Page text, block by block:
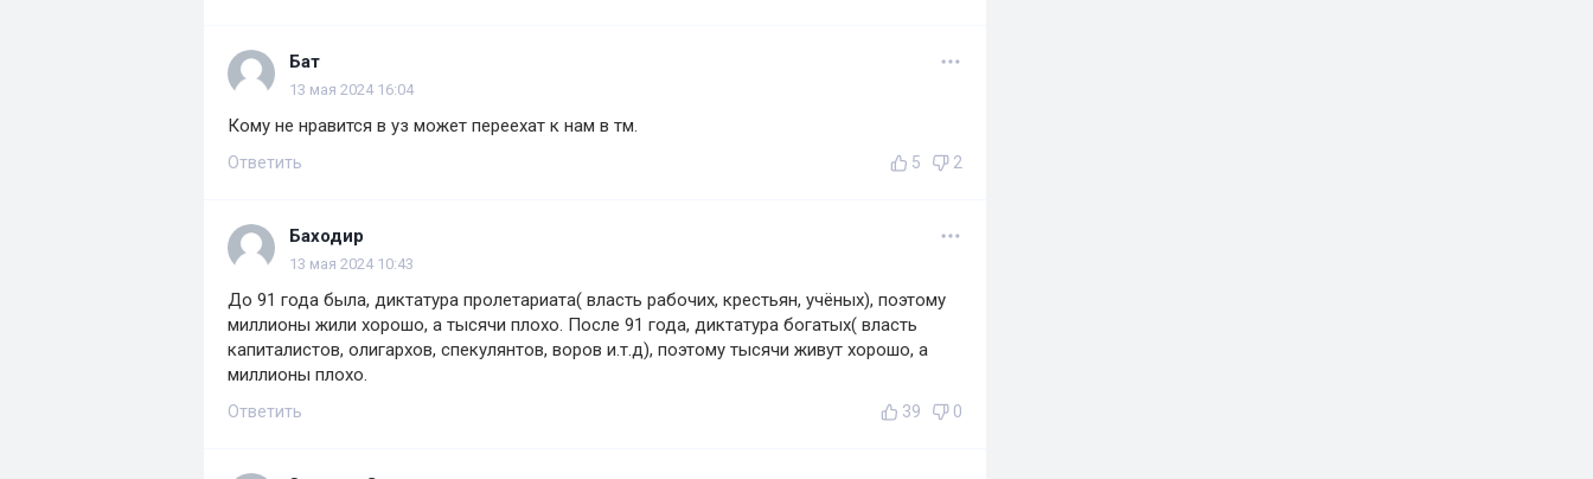
Бат
13 мая 2024 16:04
Кому не нравится в уз может переехат к нам в тм.
Ответить 5 2
Баходир
13 мая 2024 10:43
До 91 года была, диктатура пролетариата( власть рабочих, крестьян, учёных), поэтому
миллионы жили хорошо, а тысячи плохо. После 91 года, диктатура богатых( власть
капиталистов, олигархов, спекулянтов, воров и.т.д), поэтому тысячи живут хорошо, а
миллионы плохо.
Ответить 39 0